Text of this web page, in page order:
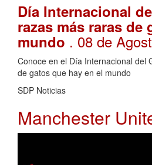
Día Internacional
razas más raras de
mundo . 08 de
Conoce en el Día Internacional del
de gatos que hay en el mundo
SDP Noticias
Manchester